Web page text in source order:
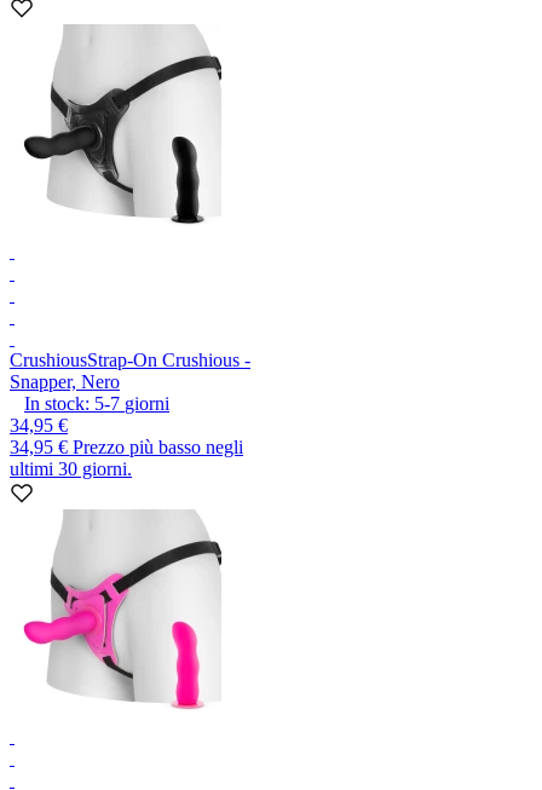
CrushiousStrap-On Crushious -
Snapper, Nero
In stock: 5-7 giorni
34,95 €
34,95 € Prezzo più basso negli
ultimi 30 giorni.